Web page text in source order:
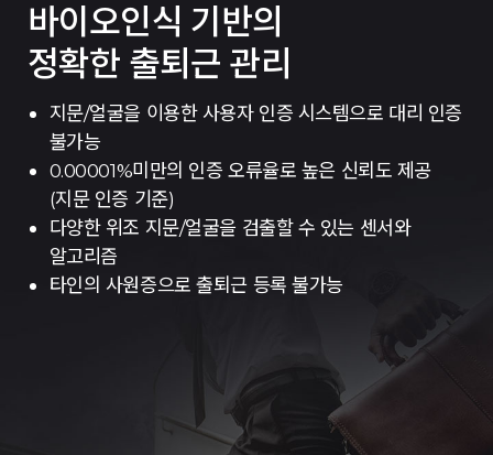
바이오인식 기반의
정확한 출퇴근 관리
지문/얼굴을 이용한 사용자 인증 시스템으로 대리 인증
불가능
0.00001%미만의 인증 오류율로 높은 신뢰도 제공
(지문 인증 기준)
다양한 위조 지문/얼굴을 검출할 수 있는 센서와
알고리즘
타인의 사원증으로 출퇴근 등록 불가능